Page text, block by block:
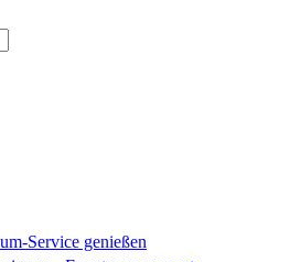
Service genießen